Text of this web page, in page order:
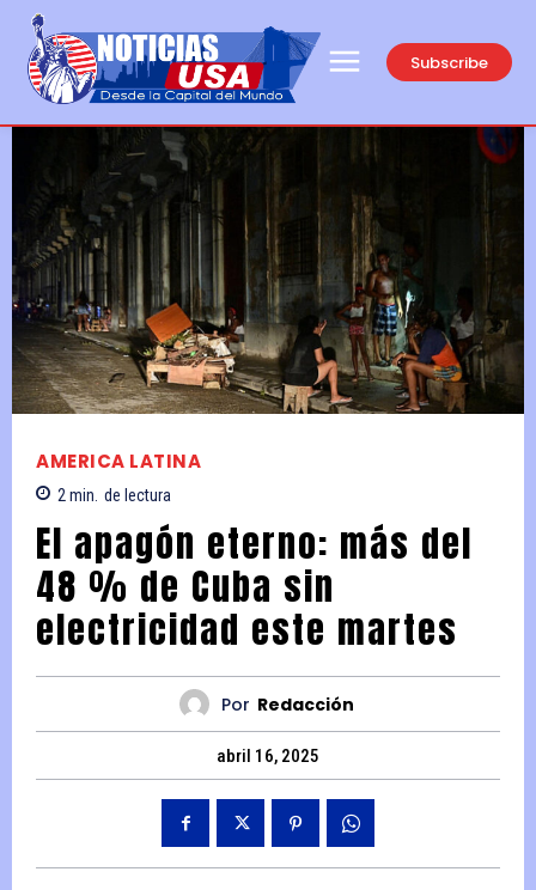
Subscribe
AMERICA LATINA
2min. de lectura
El apagón eterno: más del
48 % de Cuba sin
electricidad este martes
Por Redacción
abril 16, 2025